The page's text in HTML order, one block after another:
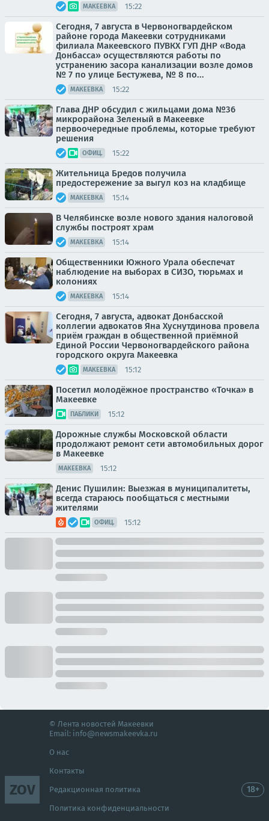
МАКЕЕВКА 15:22
Сегодня, 7 августа в Червоногвардейском
районе города Макеевки сотрудниками
филиала Макеевского ПУВКХ ГУП ДНР «Вода
Донбасса» осуществляются работы по
устранению засора канализации возле домов
№ 7 по улице Бестужева, № 8 по...
МАКЕЕВКА 15:22
Глава ДНР обсудил с жильцами дома №36
микрорайона Зеленый в Макеевке
первоочередные проблемы, которые требуют
решения
ОФИЦ. 15:22
Жительница Бредов получила
предостережение за выгул коз на кладбище
МАКЕЕВКА 15:14
В Челябинске возле нового здания налоговой
службы построят храм
МАКЕЕВКА 15:14
Общественники Южного Урала обеспечат
наблюдение на выборах в СИЗО, тюрьмах и
колониях
МАКЕЕВКА 15:14
Сегодня, 7 августа, адвокат Донбасской
коллегии адвокатов Яна Хуснутдинова провела
приём граждан в общественной приёмной
Единой России Червоногвардейского района
городского округа Макеевка
МАКЕЕВКА 15:12
Посетил молодёжное пространство «Точка» в
Макеевке
ПАБЛИКИ 15:12
Дорожные службы Московской области
продолжают ремонт сети автомобильных дорог
в Макеевке
МАКЕЕВКА 15:12
Денис Пушилин: Выезжая в муниципалитеты,
всегда стараюсь пообщаться с местными
жителями
ОФИЦ. 15:12
ZOV
© Лента новостей Макеевки
Email: info@newsmakeevka.ru
О нас
Контакты
Редакционная политика
Политика конфиденциальности
18+